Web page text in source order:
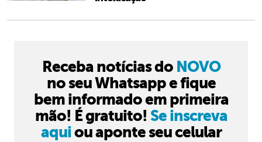
Receba notícias do NOVO
no seu Whatsapp e fique
bem informado em primeira
mão! É gratuito! Se inscreva
aquiou aponte seu celular